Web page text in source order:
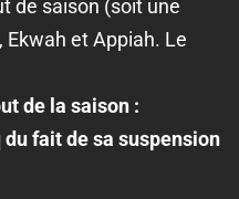
de saison (soit une
et Appiah. Le
de la saison :
fait de sa suspension